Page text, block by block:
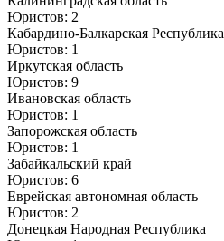
Юристов: 2
Кабардино-Балкарская Республика
Юристов: 1
Иркутская область
Юристов: 9
Ивановская область
Юристов: 1
Запорожская область
Юристов: 1
Забайкальский край
Юристов: 6
Еврейская автономная область
Юристов: 2
Донецкая Народная Республика